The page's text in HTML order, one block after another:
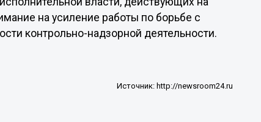
на усиление работы по борьбе с
контрольно-надзорной деятельности.
Источник: http://newsroom24.ru